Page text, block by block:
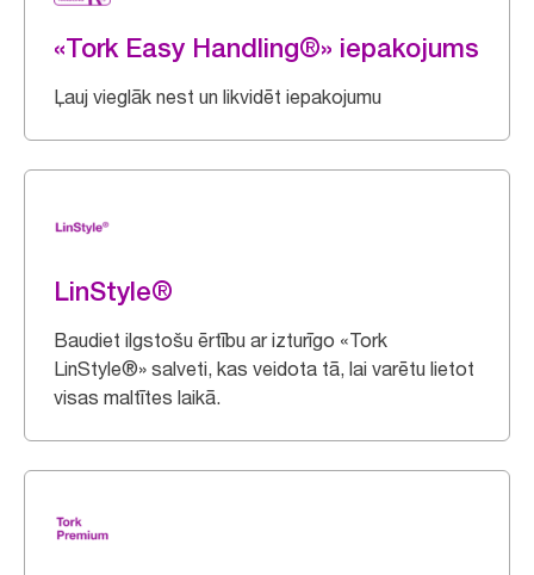
«Tork Easy Handling®» iepakojums
Ļauj vieglāk nest un likvidēt iepakojumu
LinStyle®
Baudiet ilgstošu ērtību ar izturīgo «Tork
LinStyle®» salveti, kas veidota tā, lai varētu lietot
visas maltītes laikā.